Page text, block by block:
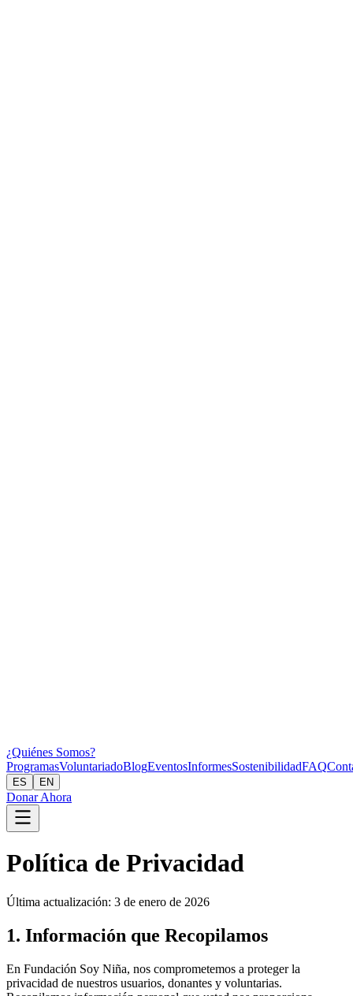
¿Quiénes Somos?
ProgramasVoluntariadoBlogEventosInformesSostenibilidadFAQ
ES EN
Donar Ahora
Política de Privacidad
Última actualización: 3 de enero de 2026
1. Información que Recopilamos
En Fundación Soy Niña, nos comprometemos a proteger la
privacidad de nuestros usuarios, donantes y voluntarias.